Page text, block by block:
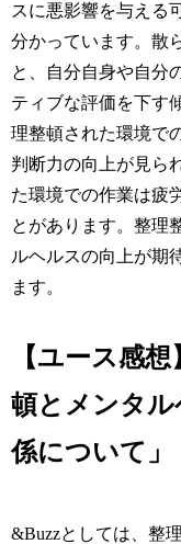
スに悪影響を与える
分かっています。散
と、自分自身や自分
ティブな評価を下す
理整頓された環境で
判断力の向上が見ら
た環境での作業は疲
とがあります。整理
ルヘルスの向上が期
ます。
【ユース感
頓とメンタル
係について」
&Buzzとしては、整